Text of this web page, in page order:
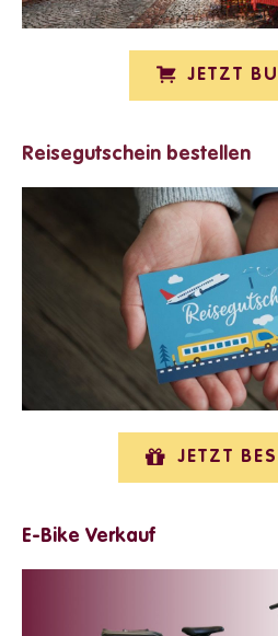
JETZT
Reisegutschein bestellen
JETZT
E-Bike Verkauf